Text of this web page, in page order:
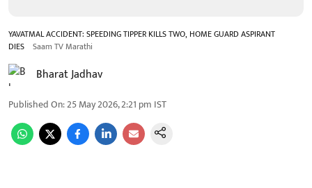
YAVATMAL ACCIDENT: SPEEDING TIPPER KILLS TWO, HOME GUARD ASPIRANT
DIES Saam TV Marathi
Bharat Jadhav
Published On:25 May 2026, 2:21 pm IST